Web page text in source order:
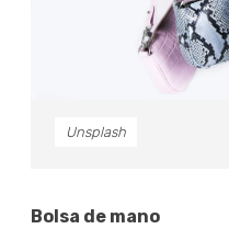
Unsplash
Bolsa de mano